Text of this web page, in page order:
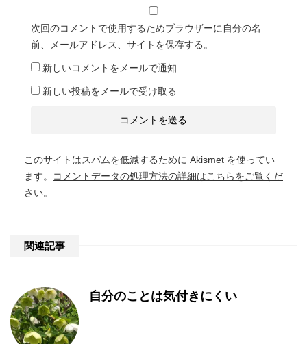
次回のコメントで使用するためブラウザーに自分の名
前、メールアドレス、サイトを保存する。
新しいコメントをメールで通知
新しい投稿をメールで受け取る
このサイトはスパムを低減するために Akismet を使ってい
ます。
コメントデータの処理方法の詳細はこちらをご覧くだ
さい。
関連記事
自分のことは気付きにくい